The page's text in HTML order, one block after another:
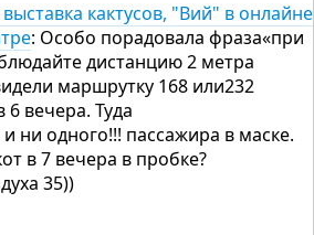
кактусов, "Вий" в онлайне
: Особо порадовала фраза«при
дистанцию 2 метра
маршрутку 168 или232
6 вечера. Туда
ни одного!!! пассажира в маске.
в 7 вечера в пробке?
35))